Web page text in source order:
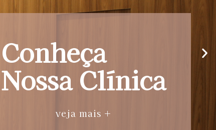
Conheça
Nossa Clínica
veja mais +